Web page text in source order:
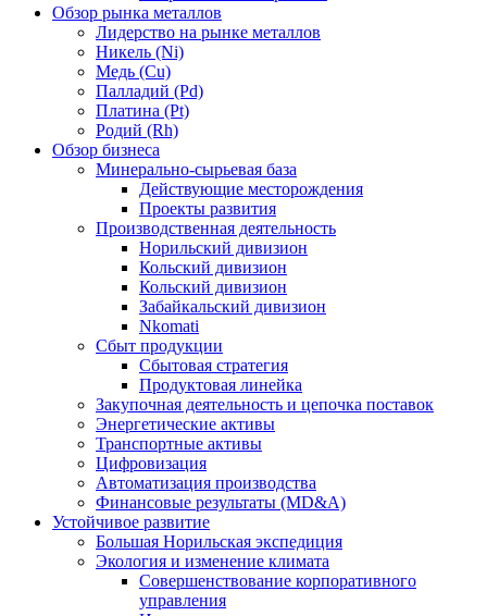
Обзор рынка металлов
Лидерство на рынке металлов
Никель (Ni)
Медь (Cu)
Палладий (Pd)
Платина (Pt)
Родий (Rh)
Обзор бизнеса
Минерально-сырьевая база
Действующие месторождения
Проекты развития
Производственная деятельность
Норильский дивизион
Кольский дивизион
Кольский дивизион
Забайкальский дивизион
Nkomati
Сбыт продукции
Сбытовая стратегия
Продуктовая линейка
Закупочная деятельность и цепочка поставок
Энергетические активы
Транспортные активы
Цифровизация
Автоматизация производства
Финансовые результаты (MD&A)
Устойчивое развитие
Большая Норильская экспедиция
Экология и изменение климата
Совершенствование корпоративного
управления